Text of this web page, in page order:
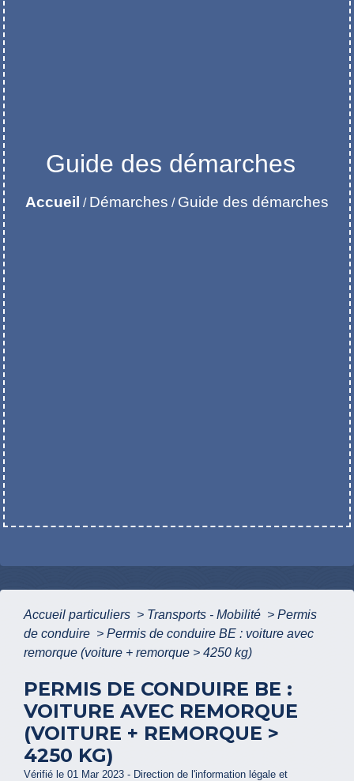
Guide des démarches
Accueil / Démarches / Guide des démarches
Accueil particuliers > Transports - Mobilité > Permis
de conduire > Permis de conduire BE : voiture avec
remorque (voiture + remorque > 4250 kg)
PERMIS DE CONDUIRE BE :
VOITURE AVEC REMORQUE
(VOITURE + REMORQUE >
4250 KG)
Vérifié le 01 Mar 2023 - Direction de l'information légale et